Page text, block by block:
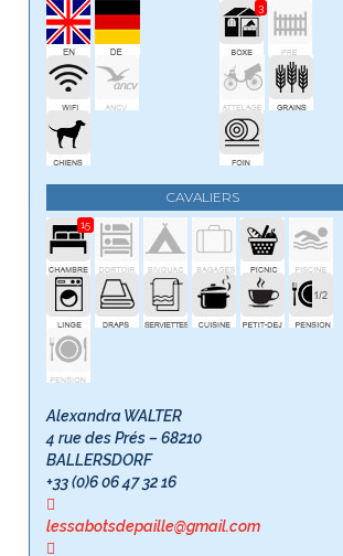
3
CAVALIERS
15
Alexandra WALTER
4 rue des Prés – 68210
BALLERSDORF
+33 (0)6 06 47 32 16
lessabotsdepaille@gmail.com